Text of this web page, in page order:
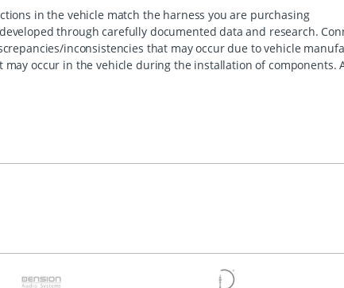
in the vehicle match the harness you are purchasing
through carefully documented data and research.
inconsistencies that may occur due to vehicle
may occur in the vehicle during the installation of components.